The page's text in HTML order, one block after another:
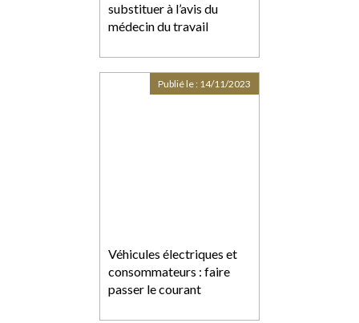
substituer à l’avis du
médecin du travail
Véhicules électriques et
consommateurs : faire
passer le courant
Publié le : 14/11/2023